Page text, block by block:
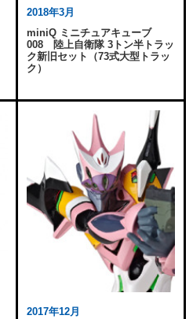
2018年3月
miniQ ミニチュアキューブ
008 陸上自衛隊 3トン半トラッ
ク新旧セット（73式大型トラッ
ク）
2017年12月